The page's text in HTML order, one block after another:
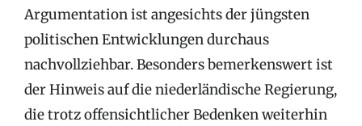
Argumentation ist angesichts der jüngsten
politischen Entwicklungen durchaus
nachvollziehbar. Besonders bemerkenswert ist
der Hinweis auf die niederländische Regierung,
die trotz offensichtlicher Bedenken weiterhin